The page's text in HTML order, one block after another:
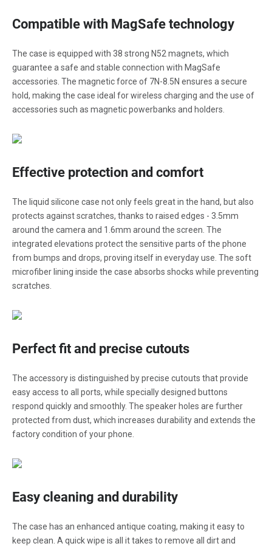
Compatible with MagSafe technology
The case is equipped with 38 strong N52 magnets, which
guarantee a safe and stable connection with MagSafe
accessories. The magnetic force of 7N-8.5N ensures a secure
hold, making the case ideal for wireless charging and the use of
accessories such as magnetic powerbanks and holders.
Effective protection and comfort
The liquid silicone case not only feels great in the hand, but also
protects against scratches, thanks to raised edges - 3.5mm
around the camera and 1.6mm around the screen. The
integrated elevations protect the sensitive parts of the phone
from bumps and drops, proving itself in everyday use. The soft
microfiber lining inside the case absorbs shocks while preventing
scratches.
Perfect fit and precise cutouts
The accessory is distinguished by precise cutouts that provide
easy access to all ports, while specially designed buttons
respond quickly and smoothly. The speaker holes are further
protected from dust, which increases durability and extends the
factory condition of your phone.
Easy cleaning and durability
The case has an enhanced antique coating, making it easy to
keep clean. A quick wipe is all it takes to remove all dirt and